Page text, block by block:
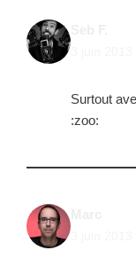
Surtout
:zoo: